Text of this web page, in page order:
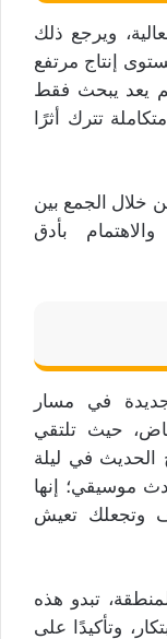
ويرجع ذلك
إنتاج مرتفع
يعد يبحث فقط
تترك أثرًا
خلال الجمع بين
والاهتمام بأدق
في مسار
حيث تلتقي
الحديث في ليلة
موسيقي؛ إنها
وتجعلك تعيش
تبدو هذه
وتأكيدًا على